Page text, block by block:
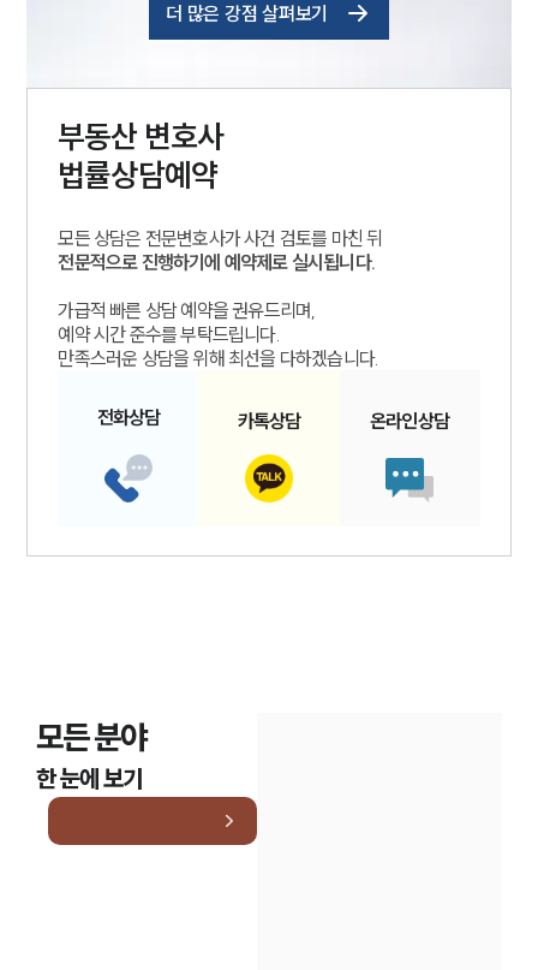
더 많은 강점 살펴보기
부동산 변호사
법률상담예약
모든 상담은 전문변호사가 사건 검토를 마친 뒤
전문적으로 진행하기에 예약제로 실시됩니다.
가급적 빠른 상담 예약을 권유드리며,
예약 시간 준수를 부탁드립니다.
만족스러운 상담을 위해 최선을 다하겠습니다.
전화상담 카톡상담 온라인상담
모든 분야
한 눈에 보기